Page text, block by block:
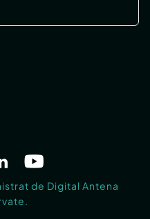
de Digital Antena